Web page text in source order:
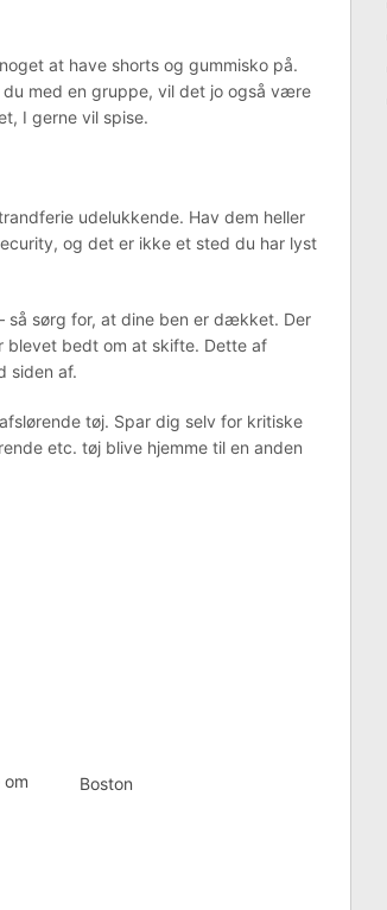
at have shorts og gummisko på.
med en gruppe, vil det jo også være
I gerne vil spise.
udelukkende. Hav dem heller
og det er ikke et sted du har lyst
sørg for, at dine ben er dækket. Der
blevet bedt om at skifte. Dette af
siden af.
tøj. Spar dig selv for kritiske
etc. tøj blive hjemme til en anden
Boston